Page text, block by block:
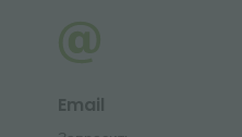
Email